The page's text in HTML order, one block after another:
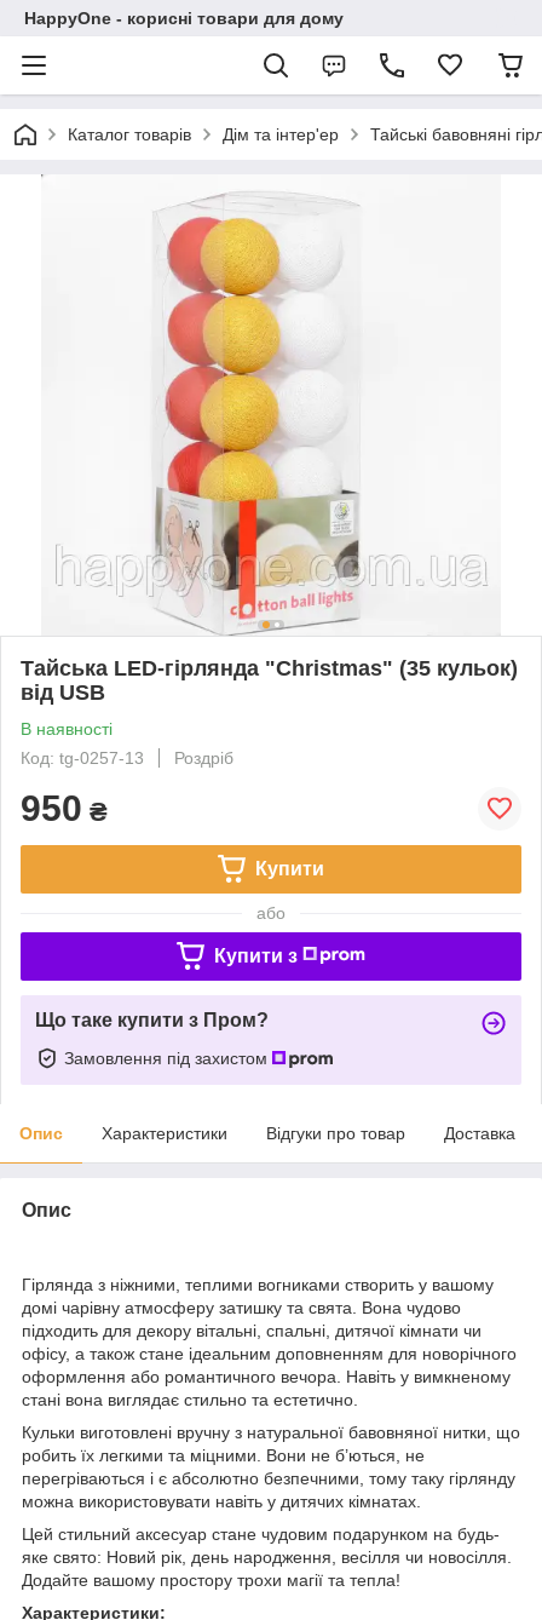
HappyOne - корисні товари для дому
Каталог товарів Дім та інтер'ер Тайські бавовняні
Тайська LED-гірлянда "Christmas" (35 кульок)
від USB
В наявності
Код: tg-0257-13
Роздріб
950 ₴
Купити
або
Купити з
Що таке купити з Пром?
Замовлення під захистом
Опис Характеристики Відгуки про товар Доставка
Опис
Гірлянда з ніжними, теплими вогниками створить у вашому
домі чарівну атмосферу затишку та свята. Вона чудово
підходить для декору вітальні, спальні, дитячої кімнати чи
офісу, а також стане ідеальним доповненням для новорічного
оформлення або романтичного вечора. Навіть у вимкненому
стані вона виглядає стильно та естетично.
Кульки виготовлені вручну з натуральної бавовняної нитки, що
робить їх легкими та міцними. Вони не б’ються, не
перегріваються і є абсолютно безпечними, тому таку гірлянду
можна використовувати навіть у дитячих кімнатах.
Цей стильний аксесуар стане чудовим подарунком на будь-
яке свято: Новий рік, день народження, весілля чи новосілля.
Додайте вашому простору трохи магії та тепла!
Характеристики: